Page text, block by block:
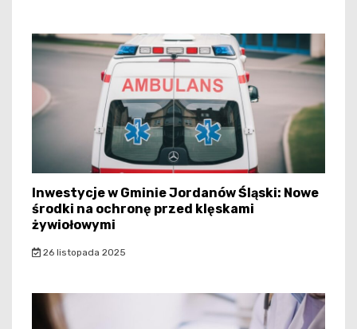
Inwestycje w Gminie Jordanów Śląski: Nowe
środki na ochronę przed klęskami
żywiołowymi
26 listopada 2025